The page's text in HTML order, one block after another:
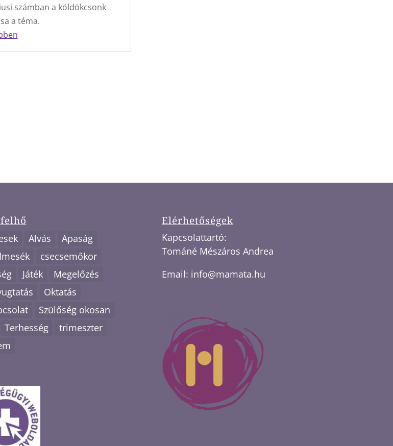
számban a köldökcsonk
a téma.
Alvás
Apaság
csecsemőkor
Játék
Megelőzés
Oktatás
Szülőség okosan
Terhesség
trimeszter
Elérhetőségek
Kapcsolattartó:
Tománé Mészáros Andrea
Email: info@mamata.hu